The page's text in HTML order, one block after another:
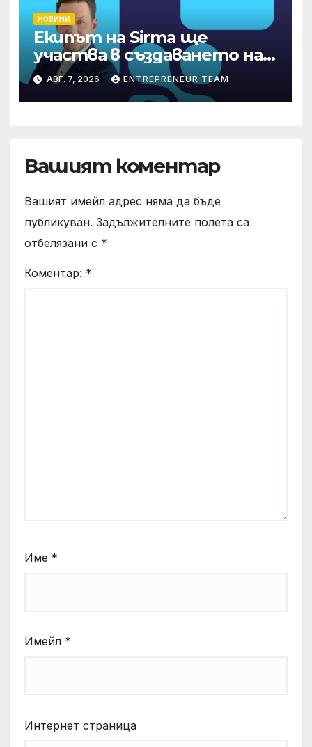
НОВИНИ
Екипът на Sirma ще
участва в създаването на
международните
стандарти за навлизане на
изкуствен интелект в
АВГ. 7, 2026 ENTREPRENEUR TEAM
Вашият коментар
Вашият имейл адрес няма да бъде
публикуван. Задължителните полета са
отбелязани с *
Коментар: *
Име *
Имейл *
Интернет страница